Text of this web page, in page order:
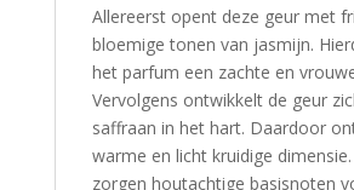
Allereerst opent deze geur met
bloemige tonen van jasmijn.
het parfum een zachte en
Vervolgens ontwikkelt de geur
saffraan in het hart. Daardoor
warme en licht kruidige
zorgen houtachtige basisnoten